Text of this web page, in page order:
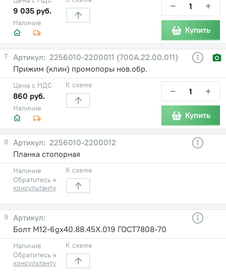
Наличие
9 035 руб. − +
Купить
7
2256010-2200011 (700А.22.00.011)
Прижим (клин) промопоры нов.обр.
Наличие
Цена с НДС
860 руб.
К схеме − +
Купить
8
2256010-2200012
Планка стопорная
Наличие
Обратитесь к
консультанту
К схеме
9
Болт М12-6gх40.88.45Х.019 ГОСТ7808-70
Наличие
Обратитесь к
консультанту
К схеме